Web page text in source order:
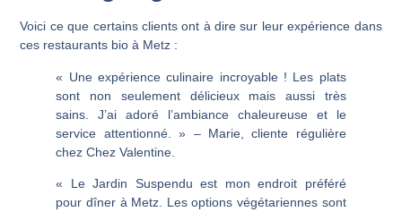
Voici ce que certains clients ont à dire sur leur expérience dans
ces restaurants bio à Metz :
« Une expérience culinaire incroyable ! Les plats
sont non seulement délicieux mais aussi très
sains. J’ai adoré l’ambiance chaleureuse et le
service attentionné. » – Marie, cliente régulière
chez Chez Valentine.
« Le Jardin Suspendu est mon endroit préféré
pour dîner à Metz. Les options végétariennes sont